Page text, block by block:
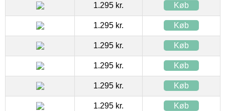
1.295 kr. Køb
1.295 kr. Køb
1.295 kr. Køb
1.295 kr. Køb
1.295 kr. Køb
1.295 kr. Køb